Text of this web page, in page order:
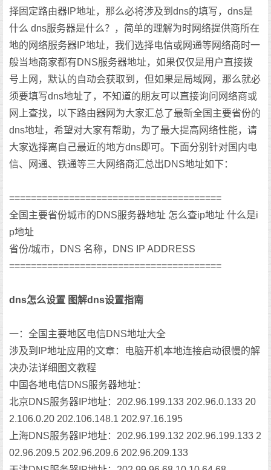
择固定路由器IP地址，那么必将涉及到dns的填写，dns是
什么 dns服务器是什么？，简单的理解为时网络提供商所在
地的网络服务器IP地址，我们选择电信或网通等网络商时一
般当地商家都有DNS服务器地址，如果仅仅是用户直接拨
号上网，默认的自动会获取到，但如果是局域网，那么就必
须要填写dns地址了，不知道的朋友可以直接询问网络商或
网上查找，以下路由器网为大家汇总了最新全国主要省份的
dns地址，希望对大家有帮助，为了最大提高网络性能，请
大家选择离自己最近的地方dns即可。下面分别针对国内电
信、网通、铁通等三大网络商汇总出DNS地址如下：
=======================================
全国主要省份城市的DNS服务器地址 怎么查ip地址 什么是i
p地址
省份/城市，DNS 名称，DNS IP ADDRESS
=======================================
dns怎么设置 图解dns设置指南
一：全国主要地区电信DNS地址大全
涉及到IP地址应用的文章：电脑开机本地连接启动很慢的解
决办法详细图文教程
中国各地电信DNS服务器地址：
北京DNS服务器IP地址：202.96.199.133 202.96.0.133 20
2.106.0.20 202.106.148.1 202.97.16.195
上海DNS服务器IP地址：202.96.199.132 202.96.199.133 2
02.96.209.5 202.96.209.6 202.96.209.133